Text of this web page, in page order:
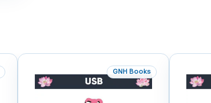
GNH Books